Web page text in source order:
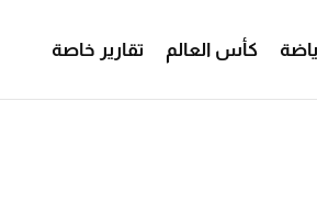
كأس العالم تقارير خاصة